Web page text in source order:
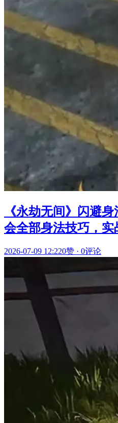
《永劫无间》闪避
会全部身法技巧，实
2026-07-09 12:220赞 · 0评论